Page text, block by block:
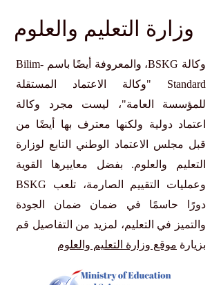
وزارة التعليم والعلوم
وكالة BSKG، والمعروفة أيضًا باسم Bilim-
Standard "وكالة الاعتماد المستقلة
للمؤسسة العامة"، ليست مجرد وكالة
اعتماد دولية ولكنها معترف بها أيضًا من
قبل مجلس الاعتماد الوطني التابع لوزارة
التعليم والعلوم. بفضل معاييرها القوية
وعمليات التقييم الصارمة، تلعب BSKG
دورًا حاسمًا في ضمان ضمان الجودة
والتميز في التعليم، لمزيد من التفاصيل قم
بزيارة موقع وزارة التعليم والعلوم